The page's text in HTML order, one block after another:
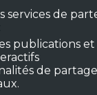
accueil@dac31.fr
05 62 26 04 04
Nous contacter
Mentions légales
et
services de
publications et
de